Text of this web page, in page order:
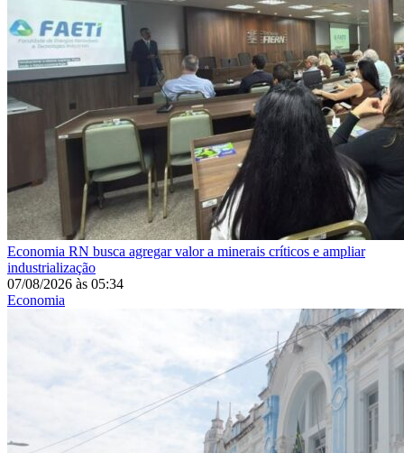
Economia RN busca agregar valor a minerais críticos e ampliar
industrialização
07/08/2026 às 05:34
Economia